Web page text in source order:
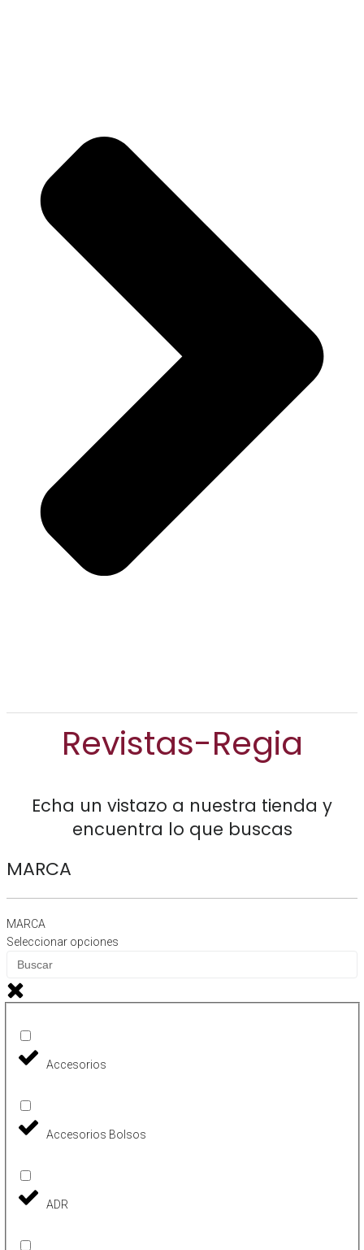
Revistas-Regia
Echa un vistazo a nuestra tienda y
encuentra lo que buscas
MARCA
MARCA
Seleccionar opciones
Accesorios
Accesorios Bolsos
ADR